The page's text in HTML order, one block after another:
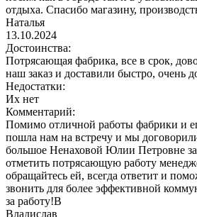
отдыха. Спасибо магазину,
Наталья
13.10.2024
Достоинства:
Потрясающая фабрика, все в срок,
наш заказ и доставили быстро, очень
Недостатки:
Их нет
Комментарий:
Помимо отличной работы фабрики и
пошла нам на встречу и мы
большое Ненаховой Юлии Петровне за
отметить потрясающую работу
обращайтесь ей, всегда ответит и
звонить для более эффективной
за работу!В
Владислав